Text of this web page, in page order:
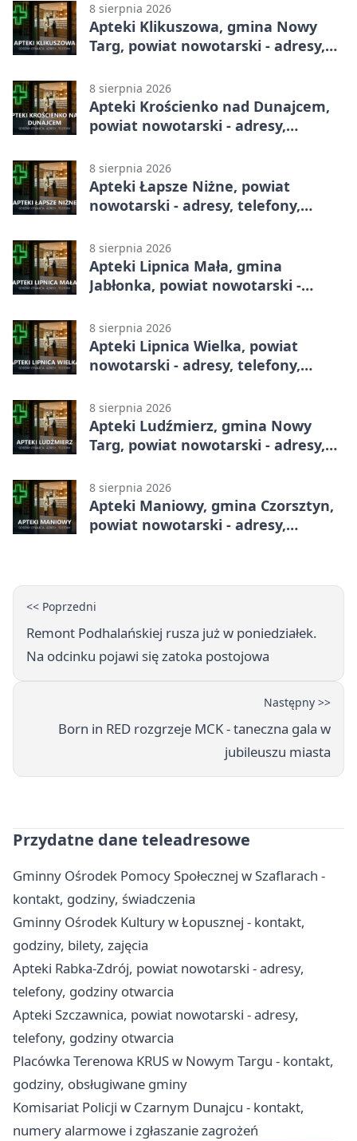
8 sierpnia 2026
Apteki Klikuszowa, gmina Nowy
Targ, powiat nowotarski - adresy,
8 sierpnia 2026
Apteki Krościenko nad Dunajcem,
powiat nowotarski - adresy,
8 sierpnia 2026
Apteki Łapsze Niżne, powiat
nowotarski - adresy, telefony,
8 sierpnia 2026
Apteki Lipnica Mała, gmina
Jabłonka, powiat nowotarski -
8 sierpnia 2026
Apteki Lipnica Wielka, powiat
nowotarski - adresy, telefony,
8 sierpnia 2026
Apteki Ludźmierz, gmina Nowy
Targ, powiat nowotarski - adresy,
8 sierpnia 2026
Apteki Maniowy, gmina Czorsztyn,
powiat nowotarski - adresy,
<< Poprzedni
Remont Podhalańskiej rusza już w poniedziałek.
Na odcinku pojawi się zatoka postojowa
Następny >>
Born in RED rozgrzeje MCK - taneczna gala w
jubileuszu miasta
Przydatne dane teleadresowe
Gminny Ośrodek Pomocy Społecznej w Szaflarach -
kontakt, godziny, świadczenia
Gminny Ośrodek Kultury w Łopusznej - kontakt,
godziny, bilety, zajęcia
Apteki Rabka-Zdrój, powiat nowotarski - adresy,
telefony, godziny otwarcia
Apteki Szczawnica, powiat nowotarski - adresy,
telefony, godziny otwarcia
Placówka Terenowa KRUS w Nowym Targu - kontakt,
godziny, obsługiwane gminy
Komisariat Policji w Czarnym Dunajcu - kontakt,
numery alarmowe i zgłaszanie zagrożeń